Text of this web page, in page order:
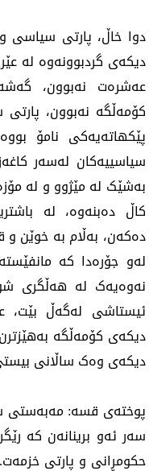
دوا خاڵ، پارتی سیاسی
دیکەی گردبوونەوە لە
عەشرەت نەبوون،
کۆمەڵگە نەبوون،
پێکهاتەیەکی نامۆ
سیاسییەکان لەسەر
بەشێک لە مێژوو و لە
کاڵ دەبنەوە، لە
دەکەن، بەڵام بە خوێن و
لەو جۆرەدا کە
نەوەیەک لە هەڵگری
ئیستاشی لەگەڵ بێت،
دیکەی کۆمەڵگە
دیکەی وەک ساڵانی
پوختەی قسە: مەبەستی
سەر ئەو برینانەن کە
حکومڕانی و پارتی